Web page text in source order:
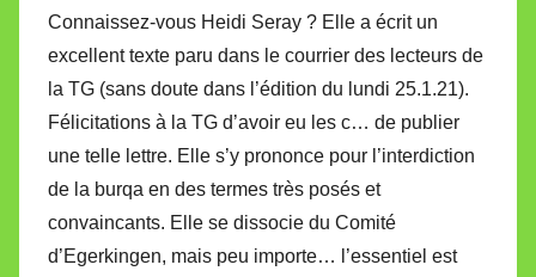
Connaissez-vous Heidi Seray ? Elle a écrit un
excellent texte paru dans le courrier des lecteurs de
la TG (sans doute dans l’édition du lundi 25.1.21).
Félicitations à la TG d’avoir eu les c… de publier
une telle lettre. Elle s’y prononce pour l’interdiction
de la burqa en des termes très posés et
convaincants. Elle se dissocie du Comité
d’Egerkingen, mais peu importe… l’essentiel est